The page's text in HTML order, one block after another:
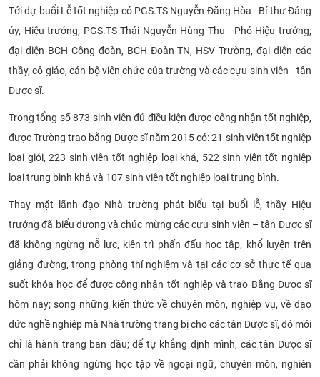
KHOA HỌC CÔNG NGHỆ
HTQT
CỰU NGƯỜI HỌC
Tới dự buổi Lễ tốt nghiệp có PGS.TS Nguyễn Đăng Hòa - Bí thư Đảng
ủy, Hiệu trưởng; PGS.TS Thái Nguyễn Hùng Thu - Phó Hiệu trưởng;
đại diện BCH Công đoàn, BCH Đoàn TN, HSV Trường, đại diện các
thầy, cô giáo, cán bộ viên chức của trường và các cựu sinh viên - tân
Dược sĩ.
Trong tổng số 873 sinh viên đủ điều kiện được công nhận tốt nghiệp,
được Trường trao bằng Dược sĩ năm 2015 có: 21 sinh viên tốt nghiệp
loại giỏi, 223 sinh viên tốt nghiệp loại khá, 522 sinh viên tốt nghiệp
loại trung bình khá và 107 sinh viên tốt nghiệp loại trung bình.
Thay mặt lãnh đạo Nhà trường phát biểu tại buổi lễ, thầy Hiệu
trưởng đã biểu dương và chúc mừng các cựu sinh viên – tân Dược sĩ
đã không ngừng nỗ lực, kiên trì phấn đấu học tập, khổ luyện trên
giảng đường, trong phòng thí nghiệm và tại các cơ sở thực tế qua
suốt khóa học để được công nhận tốt nghiệp và trao Bằng Dược sĩ
hôm nay; song những kiến thức về chuyên môn, nghiệp vụ, về đạo
đức nghề nghiệp mà Nhà trường trang bị cho các tân Dược sĩ, đó mới
chỉ là hành trang ban đầu; để tự khẳng định mình, các tân Dược sĩ
cần phải không ngừng học tập về ngoại ngữ, chuyên môn, nghiên